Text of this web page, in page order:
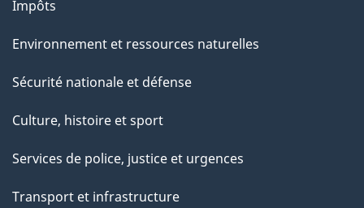
Impôts
Environnement et ressources naturelles
Sécurité nationale et défense
Culture, histoire et sport
Services de police, justice et urgences
Transport et infrastructure